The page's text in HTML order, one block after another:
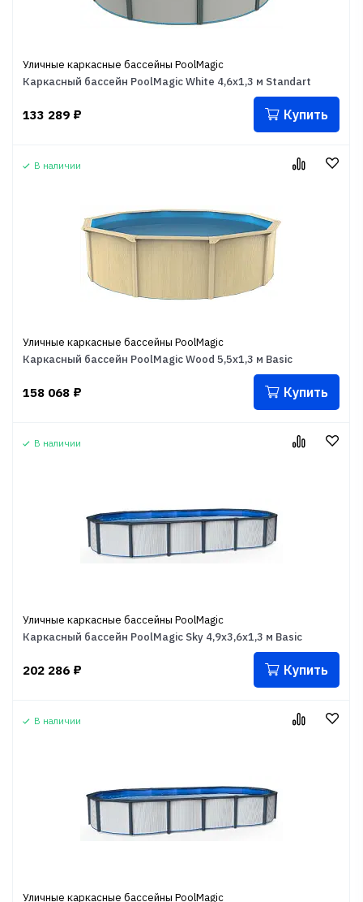
Уличные каркасные бассейны PoolMagic
Каркасный бассейн PoolMagic White 4,6x1,3 м Standart
133 289 ₽ Купить
В наличии
Уличные каркасные бассейны PoolMagic
Каркасный бассейн PoolMagic Wood 5,5х1,3 м Basic
158 068 ₽ Купить
В наличии
Уличные каркасные бассейны PoolMagic
Каркасный бассейн PoolMagic Sky 4,9x3,6x1,3 м Basic
202 286 ₽ Купить
В наличии
Уличные каркасные бассейны PoolMagic